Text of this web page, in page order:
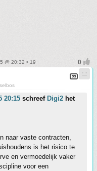
@ 20:32 • 19
20:15 schreef Digi2 het
naar vaste contracten,
is het risico te
en vermoedelijk vaker
voor een